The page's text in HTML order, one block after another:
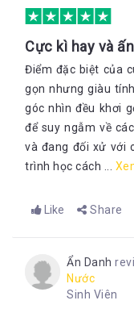
Cực kì hay và
Điểm đặc biệt của
gọn nhưng giàu
góc nhìn đều khơi
để suy ngẫm về
và đang đối xử với
trình học cách ...
Like Share
Ẩn Danh
Nước
Sinh Viên